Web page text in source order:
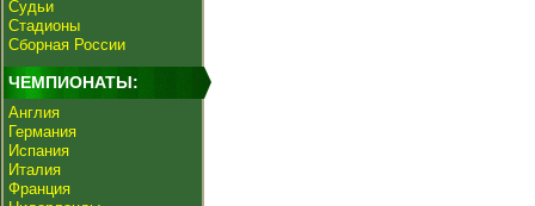
Судьи
Стадионы
Сборная России
ЧЕМПИОНАТЫ:
Англия
Германия
Испания
Италия
Франция